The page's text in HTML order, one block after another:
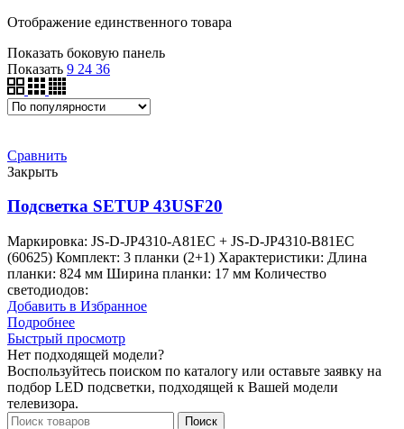
Отображение единственного товара
Показать боковую панель
Показать 9 24 36
Сравнить
Закрыть
Подсветка SETUP 43USF20
Маркировка: JS-D-JP4310-A81EC + JS-D-JP4310-B81EC
(60625) Комплект: 3 планки (2+1) Характеристики: Длина
планки: 824 мм Ширина планки: 17 мм Количество
светодиодов:
Добавить в Избранное
Подробнее
Быстрый просмотр
Нет подходящей модели?
Воспользуйтесь поиском по каталогу или оставьте заявку на
подбор LED подсветки, подходящей к Вашей модели
телевизора.
Поиск